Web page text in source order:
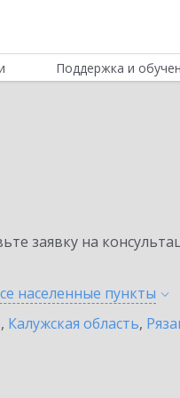
Поддержка и
заявку на
населенные пункты
, Калужская область,